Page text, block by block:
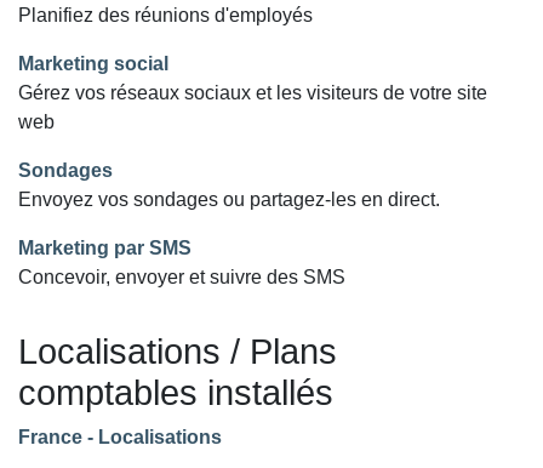
Planifiez des réunions d'employés
Marketing social
Gérez vos réseaux sociaux et les visiteurs de votre site
web
Sondages
Envoyez vos sondages ou partagez-les en direct.
Marketing par SMS
Concevoir, envoyer et suivre des SMS
Localisations / Plans
comptables installés
France - Localisations